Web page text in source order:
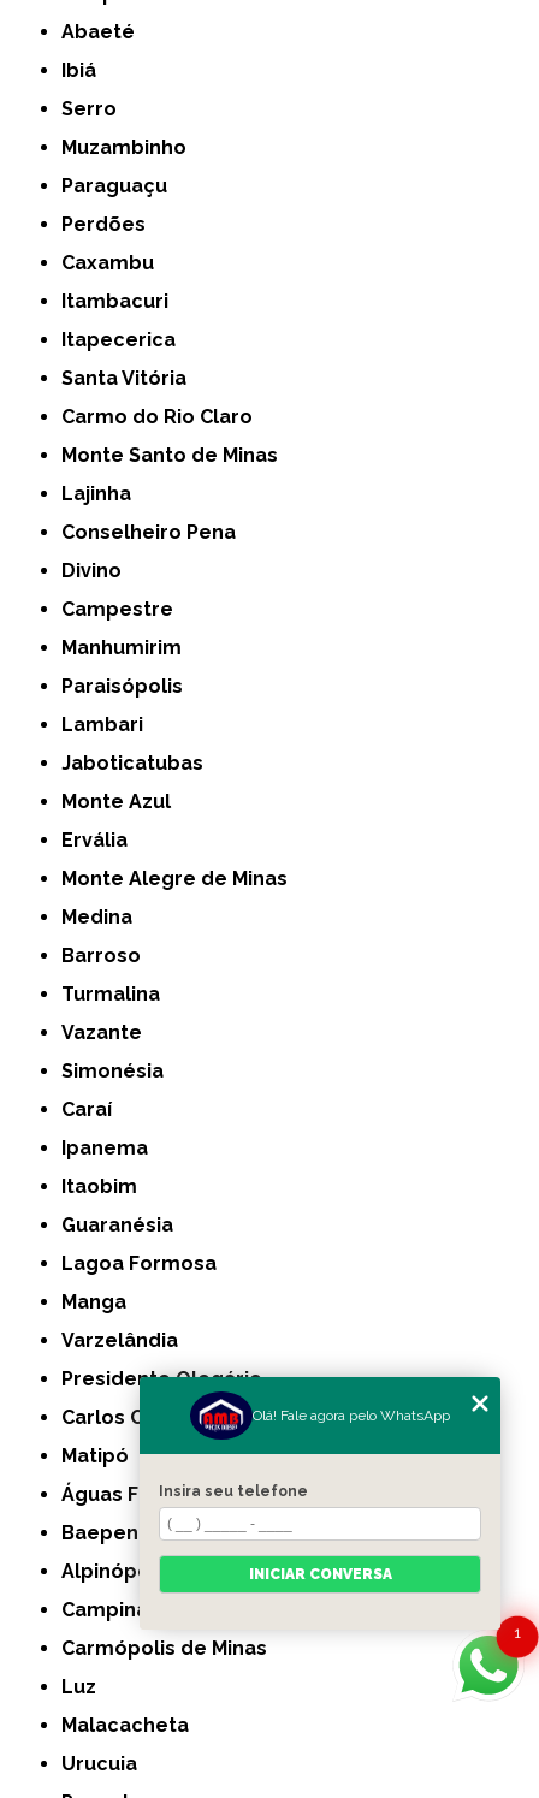
Abaeté
Ibiá
Serro
Muzambinho
Paraguaçu
Perdões
Caxambu
Itambacuri
Itapecerica
Santa Vitória
Carmo do Rio Claro
Monte Santo de Minas
Lajinha
Conselheiro Pena
Divino
Campestre
Manhumirim
Paraisópolis
Lambari
Jaboticatubas
Monte Azul
Ervália
Monte Alegre de Minas
Medina
Barroso
Turmalina
Vazante
Simonésia
Caraí
Ipanema
Itaobim
Guaranésia
Lagoa Formosa
Manga
Varzelândia
Presidente Olegário
Carlos Chagas
Matipó
Águas Formosas
Baependi
Alpinópolis
Campina Verde
Carmópolis de Minas
Luz
Malacacheta
Urucuia
1
Olá! Fale agora pelo WhatsApp
Insira seu telefone
INICIAR CONVERSA